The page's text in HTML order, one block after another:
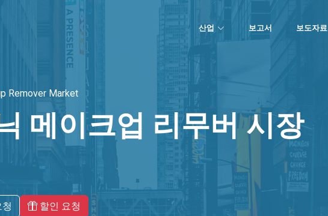
산업 보고서 보도자료
Remover Market
메이크업 리무버 시장
할인 요청